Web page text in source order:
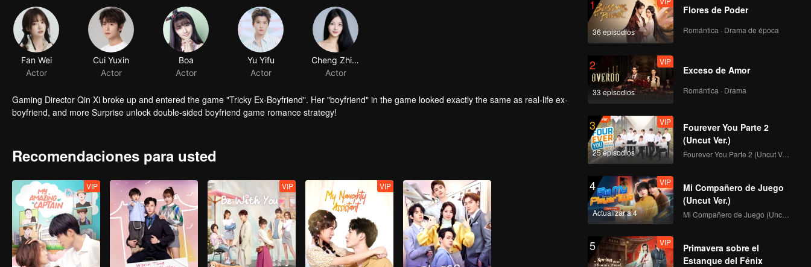
Fan Wei
Actor
Cui Yuxin
Actor
Boa
Actor
Yu Yifu
Actor
Cheng Zhiwei
Actor
Gaming Director Qin Xi broke up and entered the game "Tricky Ex-Boyfriend". Her "boyfriend" in the game looked exactly the same as real-life ex-
boyfriend, and more Surprise unlock double-sided boyfriend game romance strategy!
Recomendaciones para usted
VIP VIP VIP
1
36 episodios
Flores de Poder
Romántica · Drama de época
2
33 episodios
VIP
Exceso de Amor
Romántica · Drama
3
25 episodios
VIP
Fourever You Parte 2
(Uncut Ver.)
Fourever You Parte 2 (Uncut Ver.)
4
Actualizar a 4
VIP
Mi Compañero de Juego
(Uncut Ver.)
Mi Compañero de Juego (Uncut Ver.)
5 VIP
Primavera sobre el
Estanque del Fénix